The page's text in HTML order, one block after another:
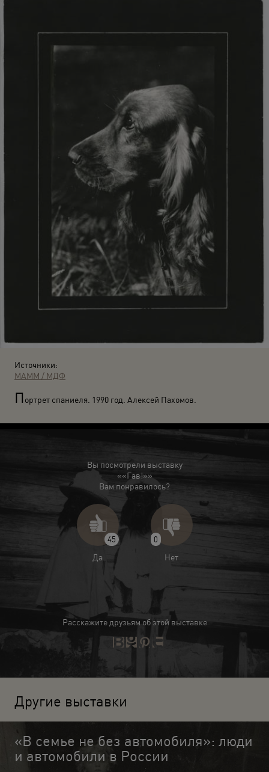
Источники:
МАММ / МДФ
Портрет спаниеля. 1990 год. Алексей Пахомов.
Вы посмотрели выставку
««Гав!»»
Вам понравилось?
45
Да
0
Нет
Расскажите друзьям об этой выставке
Другие выставки
«В семье не без автомобиля»: люди
и автомобили в России